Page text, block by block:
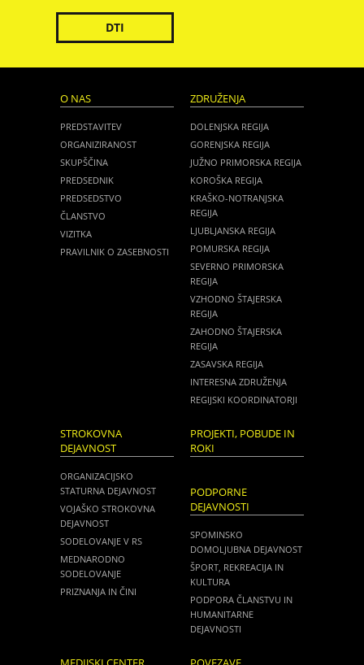
DTI
O NAS
PREDSTAVITEV
ORGANIZIRANOST
SKUPŠČINA
PREDSEDNIK
PREDSEDSTVO
ČLANSTVO
VIZITKA
PRAVILNIK O ZASEBNOSTI
ZDRUŽENJA
DOLENJSKA REGIJA
GORENJSKA REGIJA
JUŽNO PRIMORSKA REGIJA
KOROŠKA REGIJA
KRAŠKO-NOTRANJSKA
REGIJA
LJUBLJANSKA REGIJA
POMURSKA REGIJA
SEVERNO PRIMORSKA
REGIJA
VZHODNO ŠTAJERSKA
REGIJA
ZAHODNO ŠTAJERSKA
REGIJA
ZASAVSKA REGIJA
INTERESNA ZDRUŽENJA
REGIJSKI KOORDINATORJI
STROKOVNA
DEJAVNOST
ORGANIZACIJSKO
STATURNA DEJAVNOST
VOJAŠKO STROKOVNA
DEJAVNOST
SODELOVANJE V RS
MEDNARODNO
SODELOVANJE
PRIZNANJA IN ČINI
PROJEKTI, POBUDE IN
ROKI
PODPORNE
DEJAVNOSTI
SPOMINSKO
DOMOLJUBNA DEJAVNOST
ŠPORT, REKREACIJA IN
KULTURA
PODPORA ČLANSTVU IN
HUMANITARNE
DEJAVNOSTI